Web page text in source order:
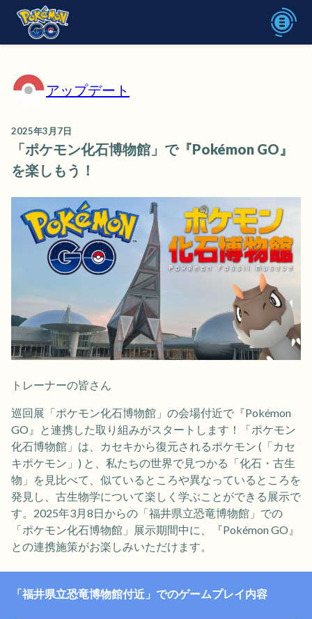
アップデート
2025年3月7日
「ポケモン化石博物館」で『Pokémon GO』
を楽しもう！
トレーナーの皆さん
巡回展「ポケモン化石博物館」の会場付近で『Pokémon
GO』と連携した取り組みがスタートします！「ポケモン
化石博物館」は、カセキから復元されるポケモン (「カセ
キポケモン」) と、私たちの世界で見つかる「化石・古生
物」を見比べて、似ているところや異なっているところを
発見し、古生物学について楽しく学ぶことができる展示で
す。2025年3月8日からの「福井県立恐竜博物館」での
「ポケモン化石博物館」展示期間中に、『Pokémon GO』
との連携施策がお楽しみいただけます。
「福井県立恐竜博物館付近」でのゲームプレイ内容